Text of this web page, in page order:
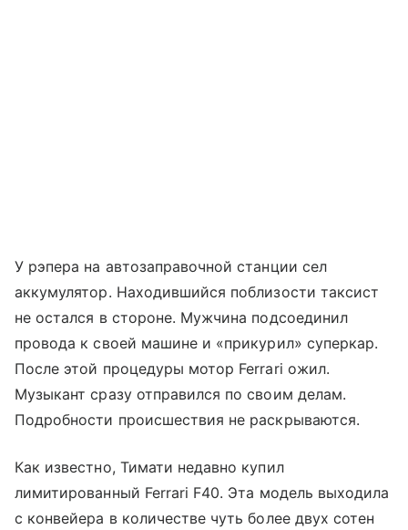
У рэпера на автозаправочной станции сел
аккумулятор. Находившийся поблизости таксист
не остался в стороне. Мужчина подсоединил
провода к своей машине и «прикурил» суперкар.
После этой процедуры мотор Ferrari ожил.
Музыкант сразу отправился по своим делам.
Подробности происшествия не раскрываются.
Как известно, Тимати недавно купил
лимитированный Ferrari F40. Эта модель выходила
с конвейера в количестве чуть более двух сотен